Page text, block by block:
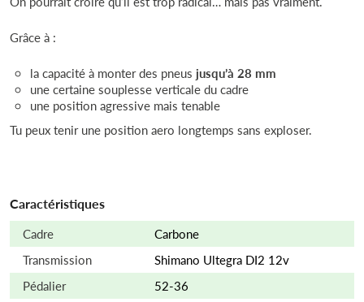
Grâce à :
la capacité à monter des pneus jusqu’à 28 mm
une certaine souplesse verticale du cadre
une position agressive mais tenable
Tu peux tenir une position aero longtemps sans exploser.
Caractéristiques
Cadre
Carbone
Transmission
Shimano Ultegra DI2 12v
Pédalier
52-36